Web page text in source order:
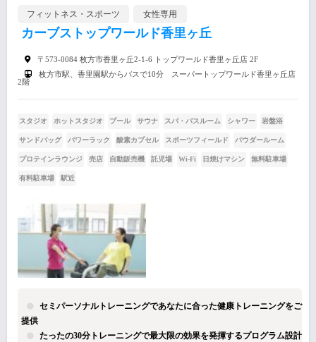
フィットネス・スポーツ 女性専用
カーブストップワールド香里ヶ丘
〒573-0084 枚方市香里ヶ丘2-1-6 トップワールド香里ヶ丘店 2F
枚方市駅、香里園駅からバスで10分 スーパートップワールド香里ヶ丘店
2階
スタジオ ホットスタジオ プール サウナ スパ・バスルーム シャワー 岩盤浴
サンドバッグ パワーラック 酸素カプセル スポーツフィールド パウダールーム
プロテインラウンジ 売店 自動販売機 託児場 Wi-Fi 日焼けマシン 無料駐車場
有料駐車場 駅近
セミパーソナルトレーニングであなたに合った健康トレーニングをご
提供
たったの30分トレーニングで最大限の効果を発揮するプログラム設計